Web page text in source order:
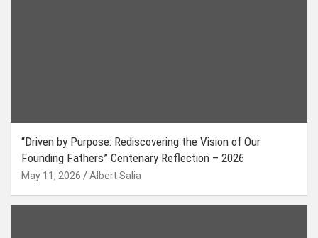
“Driven by Purpose: Rediscovering the Vision of Our
Founding Fathers” Centenary Reflection – 2026
May 11, 2026 Albert Salia